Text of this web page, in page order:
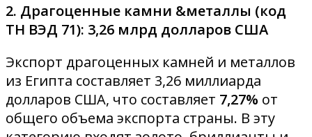
2. Драгоценные камни &металлы (код
ТН ВЭД 71): 3,26 млрд долларов США
Экспорт драгоценных камней и металлов
из Египта составляет 3,26 миллиарда
долларов США, что составляет 7,27% от
общего объема экспорта страны. В эту